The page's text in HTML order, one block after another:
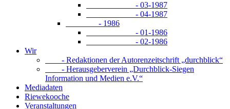
- 03-1987
- 04-1987
- 1986
- 01-1986
- 02-1986
Wir
- Redaktionen der Autorenzeitschrift „durchblick“
- Herausgeberverein „Durchblick-Siegen
Information und Medien e.V.“
Mediadaten
Riewekooche
Veranstaltungen